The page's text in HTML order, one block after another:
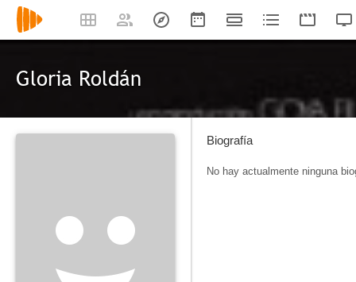
Gloria Roldán
Biografía
No hay actualmente ninguna